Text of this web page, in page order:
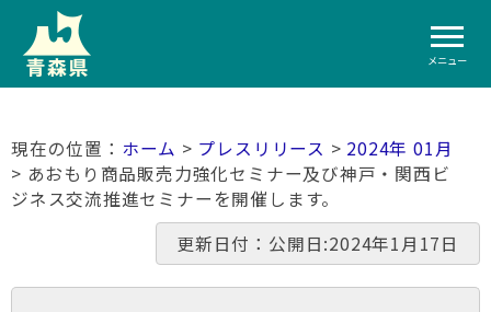
メニュー
ホーム > プレスリリース > 2024年 01月
> あおもり商品販売力強化セミナー及び神戸・関西ビ
ジネス交流推進セミナーを開催します。
更新日付：公開日:2024年1月17日